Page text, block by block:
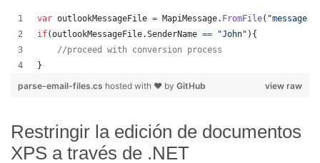
var outlookMessageFile = MapiMessage. FromFile(
if(outlookMessageFile.SenderName == "John" ) {
//proceed with conversion process
}
view raw
parse-email-files.cs hosted with ❤ by GitHub
Restringir la edición de documentos
XPS a través de .NET